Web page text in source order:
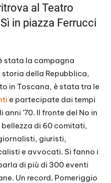
al Teatro
in piazza Ferrucci
stata la campagna
della Repubblica,
in Toscana, è stata tra le
e partecipate dai tempi
’70. Il fronte del No in
bellezza di 60 comitati,
giuristi,
e avvocati. Si fanno i
di più di 300 eventi
Un record. Pomeriggio